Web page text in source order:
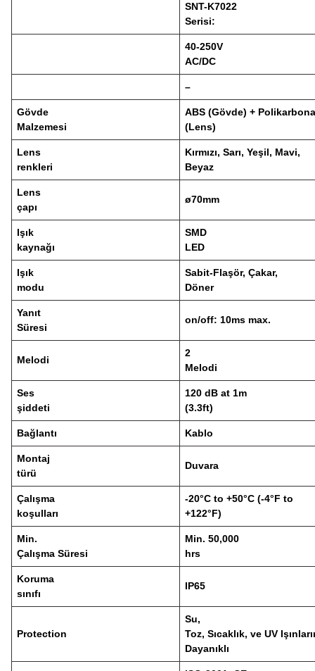
SNT-K7022
Serisi:
40-250V
AC/DC
–
Gövde
Malzemesi
ABS (Gövde) +
(Lens)
Lens
renkleri
Kırmızı, Sarı, Yeşil, Mavi,
Beyaz
Lens
çapı
ø70mm
Işık
kaynağı
SMD
LED
Işık
modu
Sabit-Flaşör, Çakar,
Döner
Yanıt
Süresi
on/off: 10ms max.
Melodi
2
Melodi
Ses
şiddeti
120 dB at 1m
(3.3ft)
Bağlantı Kablo
Montaj
türü
Duvara
Çalışma
koşulları
-20°C to +50°C (-4°F to
+122°F)
Min.
Çalışma Süresi
Min. 50,000
hrs
Koruma
sınıfı
IP65
Protection
Su,
Toz, Sıcaklık, ve UV
Dayanıklı